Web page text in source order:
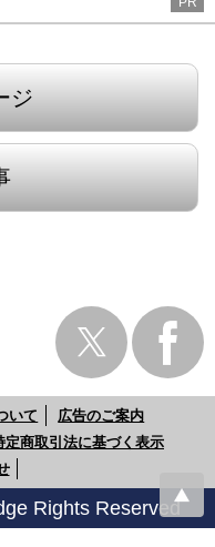
ジ
いて
広告のご案内
定商取引法に基づく表示
Rights Reserved